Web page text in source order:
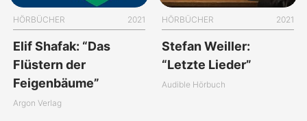
HÖRBÜCHER 2021
Elif Shafak: “Das
Flüstern der
Feigenbäume”
Argon Verlag
HÖRBÜCHER 2021
Stefan Weiller:
“Letzte Lieder”
Audible Hörbuch